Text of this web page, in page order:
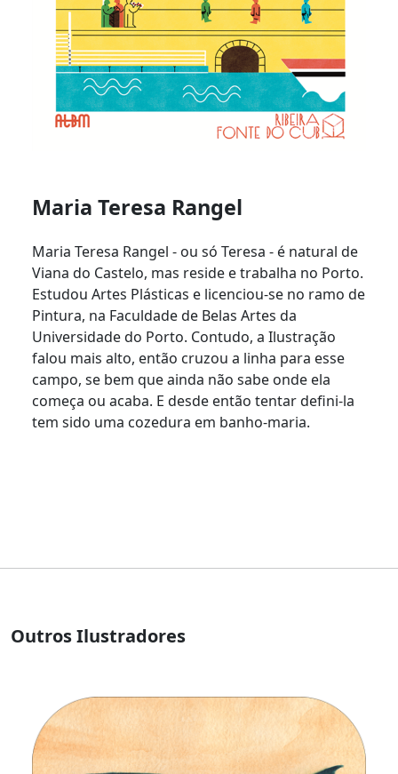
Maria Teresa Rangel
Maria Teresa Rangel - ou só Teresa - é natural de
Viana do Castelo, mas reside e trabalha no Porto.
Estudou Artes Plásticas e licenciou-se no ramo de
Pintura, na Faculdade de Belas Artes da
Universidade do Porto. Contudo, a Ilustração
falou mais alto, então cruzou a linha para esse
campo, se bem que ainda não sabe onde ela
começa ou acaba. E desde então tentar defini-la
tem sido uma cozedura em banho-maria.
Outros Ilustradores